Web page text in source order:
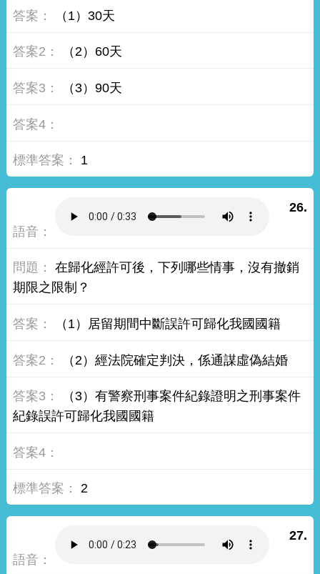
（1）30天
（2）60天
（3）90天
1
26.
在歸化經許可後，下列哪些情事，沒有撤銷
期限之限制？
（1）居留期間中斷誤許可歸化我國國籍
（2）經法院確定判決，係通謀虛偽結婚
（3）有警察刑事案件紀錄證明之刑事案件
紀錄誤許可歸化我國國籍
2
27.